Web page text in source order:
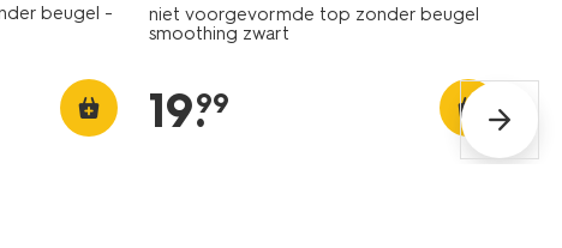
beugel -
niet voorgevormde top zonder beugel
smoothing zwart
19.
99